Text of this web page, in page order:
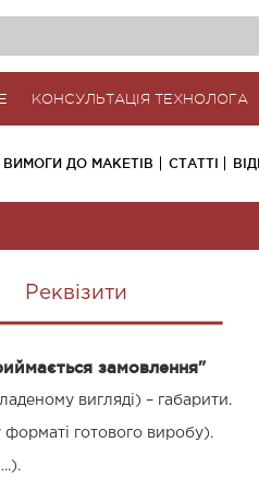
КОНСУЛЬТАЦІЯ ТЕХНОЛОГА
ВИМОГИ ДО МАКЕТІВ СТАТТІ
Реквізити
замовлення"
вигляді) – габарити.
готового виробу).